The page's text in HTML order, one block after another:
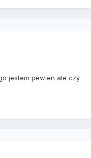
jestem pewien ale czy